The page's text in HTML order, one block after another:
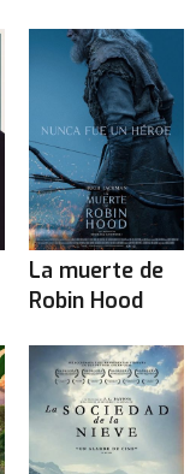
La muerte de
Robin Hood